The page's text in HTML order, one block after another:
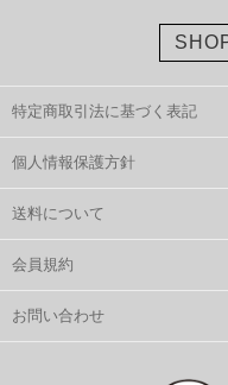
特定商取引法に基づく表記
個人情報保護方針
送料について
会員規約
お問い合わせ